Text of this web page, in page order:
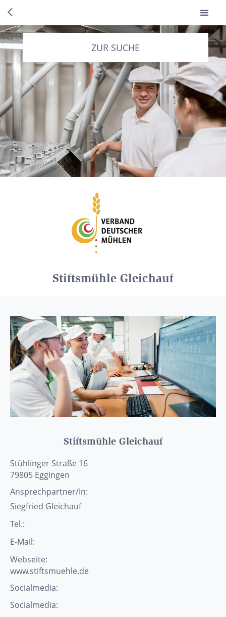
ZUR SUCHE
Stiftsmühle Gleichauf
Stiftsmühle Gleichauf
Stühlinger Straße 16
79805 Eggingen
Ansprechpartner/In:
Siegfried Gleichauf
Tel.:
E-Mail:
Webseite:
www.stiftsmuehle.de
Socialmedia:
Socialmedia: